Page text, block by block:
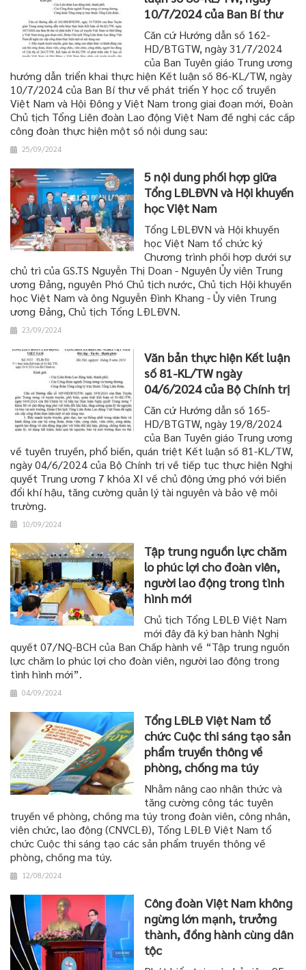
10/7/2024 của Ban Bí thư
Căn cứ Hướng dẫn số 162-
HD/BTGTW, ngày 31/7/2024
của Ban Tuyên giáo Trung ương
hướng dẫn triển khai thực hiện Kết luận số 86-KL/TW, ngày
10/7/2024 của Ban Bí thư về phát triển Y học cổ truyền
Việt Nam và Hội Đông y Việt Nam trong giai đoạn mới, Đoàn
Chủ tịch Tổng Liên đoàn Lao động Việt Nam đề nghị các cấp
công đoàn thực hiện một số nội dung sau:
25/09/2024
5 nội dung phối hợp giữa
Tổng LĐLĐVN và Hội khuyến
học Việt Nam
Tổng LĐLĐVN và Hội khuyến
học Việt Nam tổ chức ký
Chương trình phối hợp dưới sự
chủ trì của GS.TS Nguyễn Thị Doan - Nguyên Ủy viên Trung
ương Đảng, nguyên Phó Chủ tịch nước, Chủ tịch Hội khuyến
học Việt Nam và ông Nguyễn Đình Khang - Ủy viên Trung
ương Đảng, Chủ tịch Tổng LĐLĐVN.
23/09/2024
Văn bản thực hiện Kết luận
số 81-KL/TW ngày
04/6/2024 của Bộ Chính trị
Căn cứ Hướng dẫn số 165-
HD/BTGTW, ngày 19/8/2024
của Ban Tuyên giáo Trung ương
về tuyên truyền, phổ biến, quán triệt Kết luận số 81-KL/TW,
ngày 04/6/2024 của Bộ Chính trị về tiếp tục thực hiện Nghị
quyết Trung ương 7 khóa XI về chủ động ứng phó với biến
đổi khí hậu, tăng cường quản lý tài nguyên và bảo vệ môi
trường.
10/09/2024
Tập trung nguồn lực chăm
lo phúc lợi cho đoàn viên,
người lao động trong tình
hình mới
Chủ tịch Tổng LĐLĐ Việt Nam
mới đây đã ký ban hành Nghị
quyết 07/NQ-BCH của Ban Chấp hành về “Tập trung nguồn
lực chăm lo phúc lợi cho đoàn viên, người lao động trong
tình hình mới”.
04/09/2024
Tổng LĐLĐ Việt Nam tổ
chức Cuộc thi sáng tạo sản
phẩm truyền thông về
phòng, chống ma túy
Nhằm nâng cao nhận thức và
tăng cường công tác tuyên
truyền về phòng, chống ma túy trong đoàn viên, công nhân,
viên chức, lao động (CNVCLĐ), Tổng LĐLĐ Việt Nam tổ
chức Cuộc thi sáng tạo các sản phẩm truyền thông về
phòng, chống ma túy.
12/08/2024
Công đoàn Việt Nam không
ngừng lớn mạnh, trưởng
thành, đồng hành cùng dân
tộc